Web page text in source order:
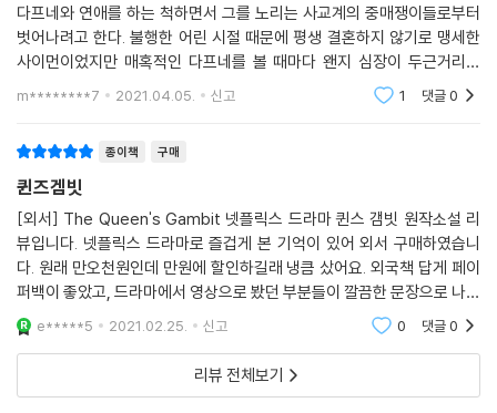
다프네와 연애를 하는 척하면서 그를 노리는 사교계의 중매쟁이들로부터
벗어나려고 한다. 불행한 어린 시절 때문에 평생 결혼하지 않기로 맹세한
사이먼이었지만 매혹적인 다프네를 볼 때마다 왠지 심장이 두근거리는
데….두 번의 사교계 시즌을 지나 결혼 시장의 재고품이 되어 버린 다프네
m********7 2021.04.05. 신고 1 댓글0
종이책 구매
퀸즈겜빗
[외서] The Queen's Gambit 넷플릭스 드라마 퀸스 갬빗 원작소설 리
뷰입니다. 넷플릭스 드라마로 즐겁게 본 기억이 있어 외서 구매하였습니
다. 원래 만오천원인데 만원에 할인하길래 냉큼 샀어요. 외국책 답게 페이
퍼백이 좋았고, 드라마에서 영상으로 봤던 부분들이 깔끔한 문장으로 나와
있어서 즐겁게 봤어요!!! 영상보다 책을 먼저 봤으면 어땟을까 그런 생각
이 드네요
e*****5 2021.02.25. 신고 0 댓글0
리뷰 전체보기